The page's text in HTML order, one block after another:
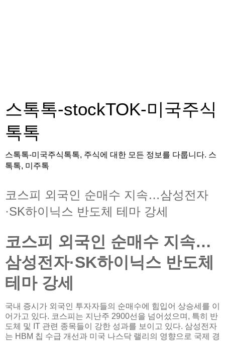
스톡톡-stockTOK-미국주식
톡톡
스톡톡-미국주식톡톡, 주식에 대한 모든 정보를 다룹니다. 스
톡톡, 미주톡
코스피 외국인 순매수 지속…삼성전자
·SK하이닉스 반도체 테마 강세
코스피 외국인 순매수 지속…
삼성전자·SK하이닉스 반도체
테마 강세
국내 증시가 외국인 투자자들의 순매수에 힘입어 상승세를 이
어가고 있다. 코스피는 지난주 2900선을 넘어섰으며, 특히 반
도체 및 IT 관련 종목들이 강한 성과를 보이고 있다. 삼성전자
는 HBM 칩 수급 개선과 미국 나스닥 랠리의 영향으로 국제 경